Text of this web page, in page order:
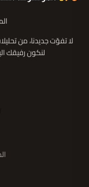
لا تفوّت جديدنا، من
لنكون